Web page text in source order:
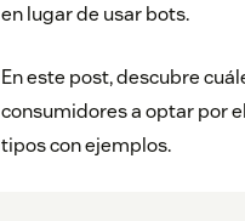
en lugar de usar bots.
En este post, descubre
consumidores a optar por
tipos con ejemplos.